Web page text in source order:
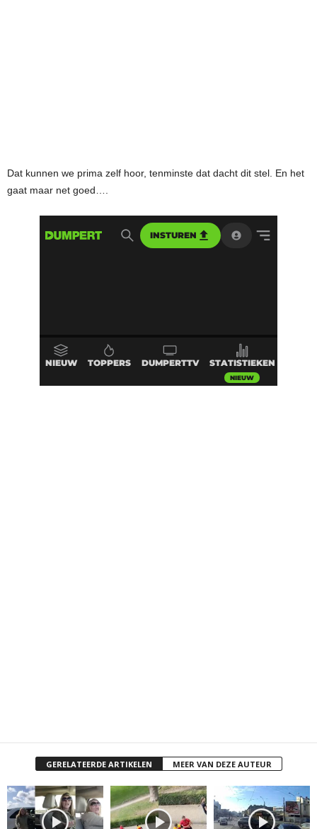
Dat kunnen we prima zelf hoor, tenminste dat dacht dit stel. En het
gaat maar net goed….
GERELATEERDE ARTIKELEN MEER VAN DEZE AUTEUR